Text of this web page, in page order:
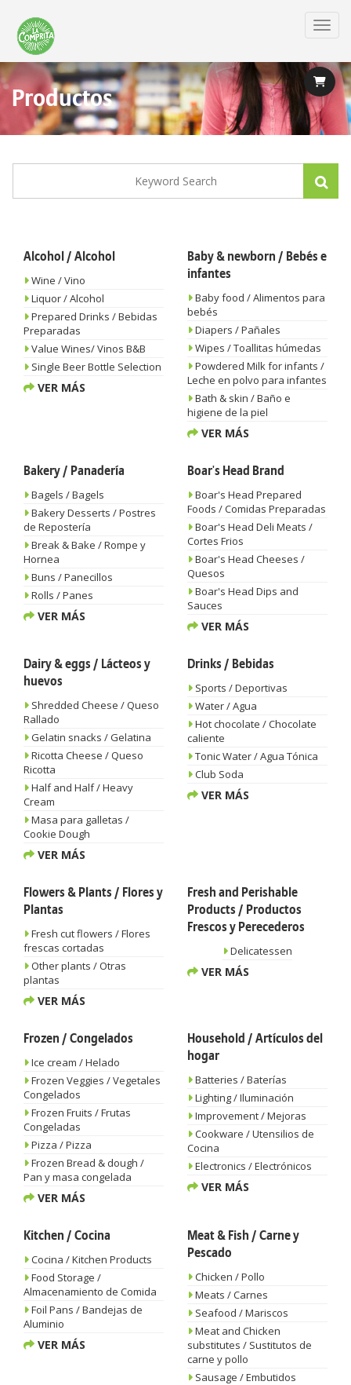
main
content
Productos
Alcohol / Alcohol
Wine / Vino
Liquor / Alcohol
Prepared Drinks / Bebidas
Preparadas
Value Wines/ Vinos B&B
Single Beer Bottle Selection
VER MÁS
Baby & newborn / Bebés e
infantes
Baby food / Alimentos para
bebés
Diapers / Pañales
Wipes / Toallitas húmedas
Powdered Milk for infants /
Leche en polvo para infantes
Bath & skin / Baño e
higiene de la piel
VER MÁS
Bakery / Panadería
Bagels / Bagels
Bakery Desserts / Postres
de Repostería
Break & Bake / Rompe y
Hornea
Buns / Panecillos
Rolls / Panes
VER MÁS
Boar's Head Brand
Boar's Head Prepared
Foods / Comidas Preparadas
Boar's Head Deli Meats /
Cortes Frios
Boar's Head Cheeses /
Quesos
Boar's Head Dips and
Sauces
VER MÁS
Dairy & eggs / Lácteos y
huevos
Shredded Cheese / Queso
Rallado
Gelatin snacks / Gelatina
Ricotta Cheese / Queso
Ricotta
Half and Half / Heavy
Cream
Masa para galletas /
Cookie Dough
VER MÁS
Drinks / Bebidas
Sports / Deportivas
Water / Agua
Hot chocolate / Chocolate
caliente
Tonic Water / Agua Tónica
Club Soda
VER MÁS
Flowers & Plants / Flores y
Plantas
Fresh cut flowers / Flores
frescas cortadas
Other plants / Otras
plantas
VER MÁS
Fresh and Perishable
Products / Productos
Frescos y Perecederos
Delicatessen
VER MÁS
Frozen / Congelados
Ice cream / Helado
Frozen Veggies / Vegetales
Congelados
Frozen Fruits / Frutas
Congeladas
Pizza / Pizza
Frozen Bread & dough /
Pan y masa congelada
VER MÁS
Household / Artículos del
hogar
Batteries / Baterías
Lighting / Iluminación
Improvement / Mejoras
Cookware / Utensilios de
Cocina
Electronics / Electrónicos
VER MÁS
Kitchen / Cocina
Cocina / Kitchen Products
Food Storage /
Almacenamiento de Comida
Foil Pans / Bandejas de
Aluminio
VER MÁS
Meat & Fish / Carne y
Pescado
Chicken / Pollo
Meats / Carnes
Seafood / Mariscos
Meat and Chicken
substitutes / Sustitutos de
carne y pollo
Sausage / Embutidos